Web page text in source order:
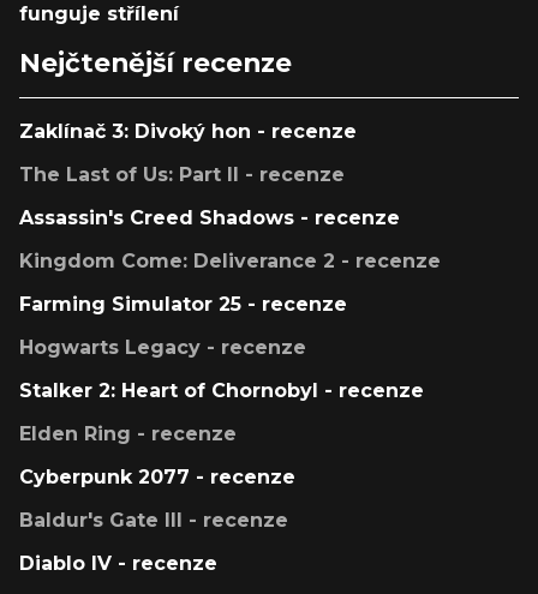
funguje střílení
Nejčtenější recenze
Zaklínač 3: Divoký hon - recenze
The Last of Us: Part II - recenze
Assassin's Creed Shadows - recenze
Kingdom Come: Deliverance 2 - recenze
Farming Simulator 25 - recenze
Hogwarts Legacy - recenze
Stalker 2: Heart of Chornobyl - recenze
Elden Ring - recenze
Cyberpunk 2077 - recenze
Baldur's Gate III - recenze
Diablo IV - recenze